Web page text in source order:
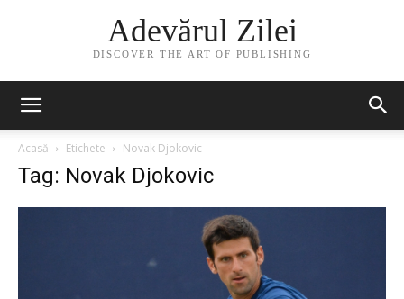
Adevărul Zilei
DISCOVER THE ART OF PUBLISHING
Acasă Etichete Novak Djokovic
Tag: Novak Djokovic